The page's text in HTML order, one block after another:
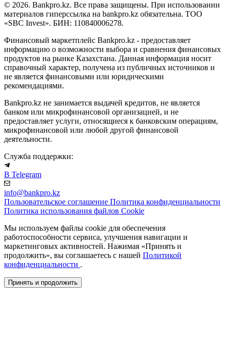
© 2026. Bankpro.kz. Все права защищены. При использовании
материалов гиперссылка на bankpro.kz обязательна. ТОО
«SBC Invest». БИН: 110840006278.
Финансовый маркетплейс Bankpro.kz - предоставляет
информацию о возможности выбора и сравнения финансовых
продуктов на рынке Казахстана. Данная информация носит
справочный характер, получена из публичных источников и
не является финансовыми или юридическими
рекомендациями.
Bankpro.kz не занимается выдачей кредитов, не является
банком или микрофинансовой организацией, и не
предоставляет услуги, относящиеся к банковским операциям,
микрофинансовой или любой другой финансовой
деятельности.
Служба поддержки:
В Telegram
info@bankpro.kz
Пользовательское соглашение Политика конфиденциальности
Политика использования файлов Cookie
Мы используем файлы cookie для обеспечения
работоспособности сервиса, улучшения навигации и
маркетинговых активностей. Нажимая «Принять и
продолжить», вы соглашаетесь с нашей Политикой
конфиденциальности .
Принять и продолжить